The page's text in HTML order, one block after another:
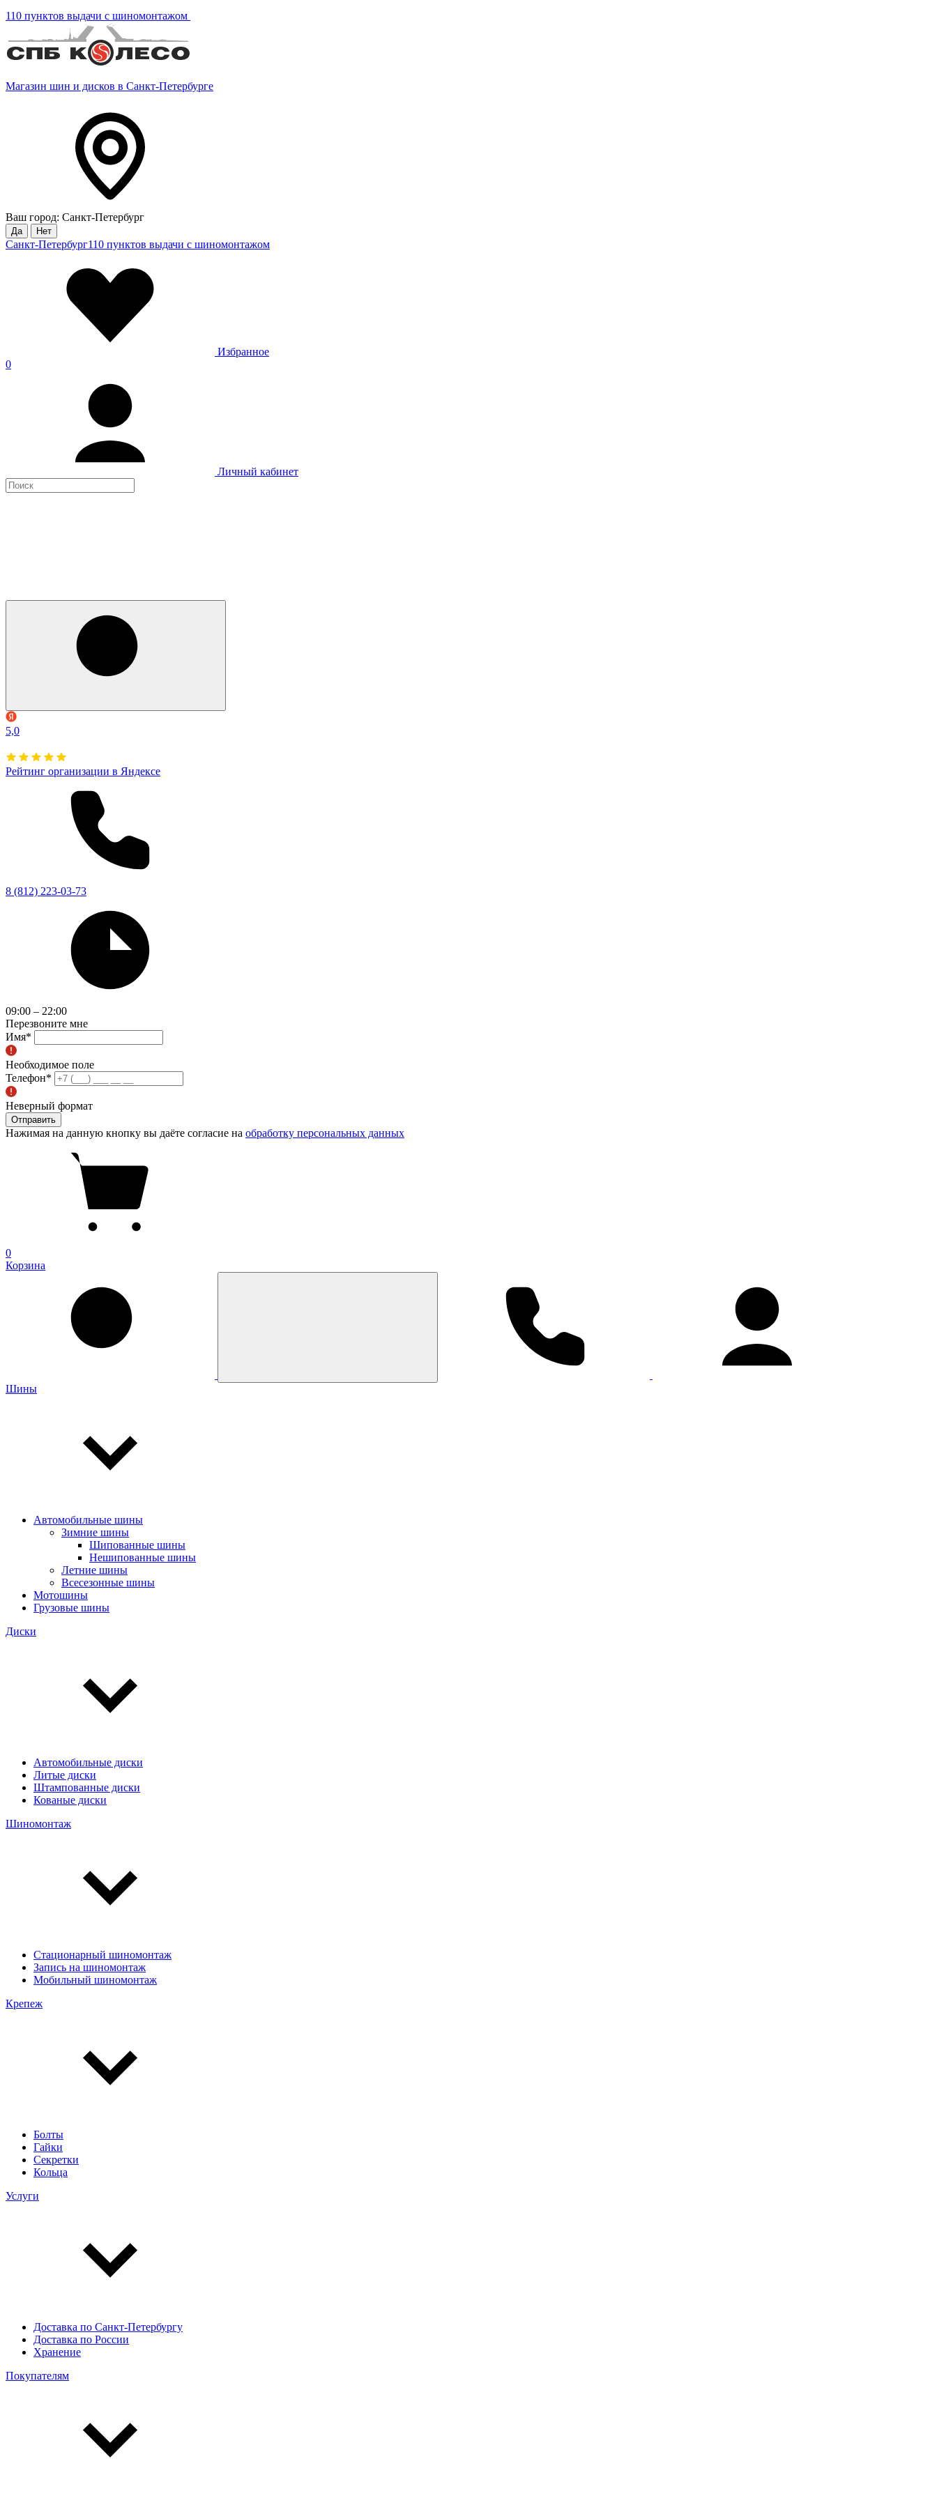
110 пунктов выдачи с шиномонтажом
Магазин шин и дисков в Санкт-Петербурге
Ваш город: Санкт-Петербург
Да Нет
Санкт-Петербург110 пунктов выдачи с шиномонтажом
Избранное
0
Личный кабинет
5,0
Рейтинг организации в Яндексе
8 (812) 223-03-73
09:00 – 22:00
Перезвоните мне
Имя*
Необходимое поле
Телефон*
Неверный формат
Отправить
Нажимая на данную кнопку вы даёте согласие на обработку персональных данных
0
Корзина
Шины
Автомобильные шины
Зимние шины
Шипованные шины
Нешипованные шины
Летние шины
Всесезонные шины
Мотошины
Грузовые шины
Диски
Автомобильные диски
Литые диски
Штампованные диски
Кованые диски
Шиномонтаж
Стационарный шиномонтаж
Запись на шиномонтаж
Мобильный шиномонтаж
Крепеж
Болты
Гайки
Секретки
Кольца
Услуги
Доставка по Санкт-Петербургу
Доставка по России
Хранение
Покупателям